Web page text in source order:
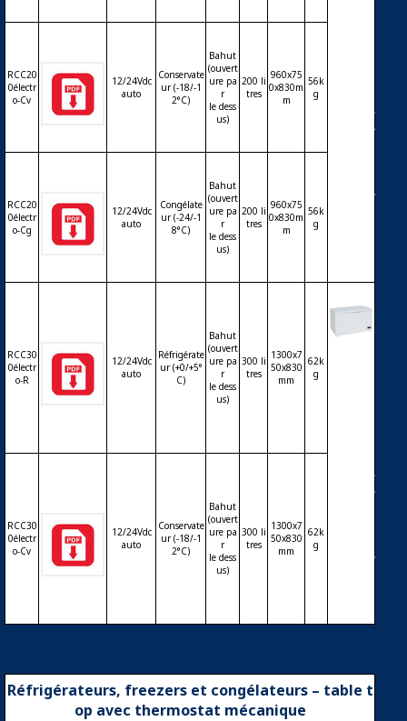
RCC20
0électr
o-Cv
12/24Vdc
auto
Conservate
ur (-18/-1
2°C)
Bahut
(ouvert
ure pa
r
le dess
us)
200 li
tres
960x75
0x830m
m
56k
g
RCC20
0électr
o-Cg
12/24Vdc
auto
Congélate
ur (-24/-1
8°C)
Bahut
(ouvert
ure pa
r
le dess
us)
200 li
tres
960x75
0x830m
m
56k
g
RCC30
0électr
o-R
12/24Vdc
auto
Réfrigérate
ur (+0/+5°
C)
Bahut
(ouvert
ure pa
r
le dess
us)
300 li
tres
1300x7
50x830
mm
62k
g
RCC30
0électr
o-Cv
12/24Vdc
auto
Conservate
ur (-18/-1
2°C)
Bahut
(ouvert
ure pa
r
le dess
us)
300 li
tres
1300x7
50x830
mm
62k
g
Réfrigérateurs, freezers et congélateurs – table t
op avec thermostat mécanique